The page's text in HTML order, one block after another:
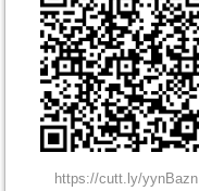
https://cutt.ly/yynBazn